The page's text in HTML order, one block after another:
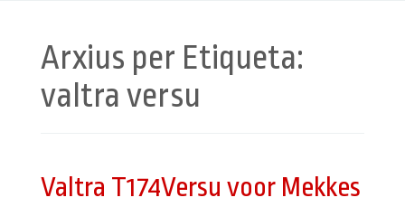
Arxius per Etiqueta:
valtra versu
Valtra T174Versu voor Mekkes